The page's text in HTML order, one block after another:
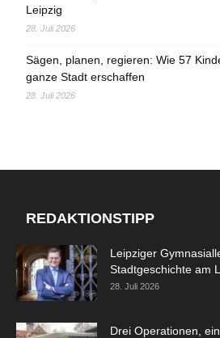
Leipzig
28. Juli 2026
Sägen, planen, regieren: Wie 57
ganze Stadt erschaffen
28. Juli 2026
REDAKTIONSTIPP
Leipziger
Stadtgeschichte am
28. Juli 2026
Drei Operationen,